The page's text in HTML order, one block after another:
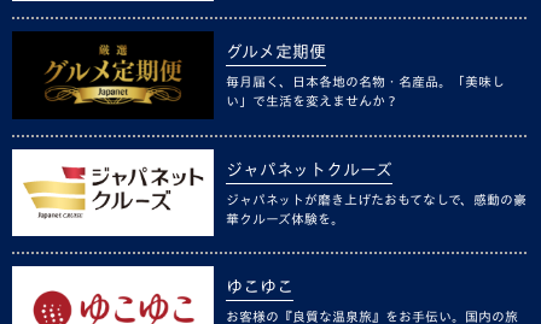
グルメ定期便
毎月届く、日本各地の名物・名産品。「美味し
い」で生活を変えませんか？
ジャパネットクルーズ
ジャパネットが磨き上げたおもてなしで、感動の豪
華クルーズ体験を。
ゆこゆこ
お客様の『良質な温泉旅』をお手伝い。国内の旅